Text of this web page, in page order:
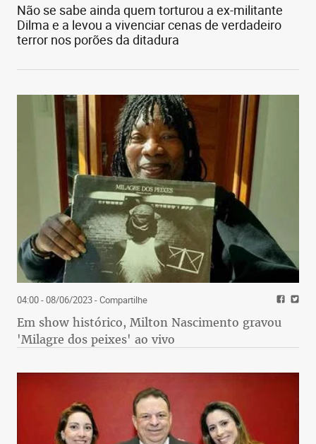
Não se sabe ainda quem torturou a ex-militante
Dilma e a levou a vivenciar cenas de verdadeiro
terror nos porões da ditadura
04:00 - 08/06/2023- Compartilhe
Em show histórico, Milton Nascimento gravou
'Milagre dos peixes' ao vivo